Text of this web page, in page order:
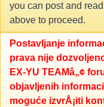
you can post and
above to proceed.
Postavljanje
prava nije
EX-YU TEAMâ„¢
objavljenih
moguće izvrÅ¡iti